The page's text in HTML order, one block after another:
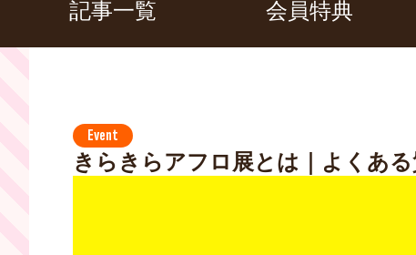
記事一覧 会員特典
Event
きらきらアフロ展とは｜よくあ